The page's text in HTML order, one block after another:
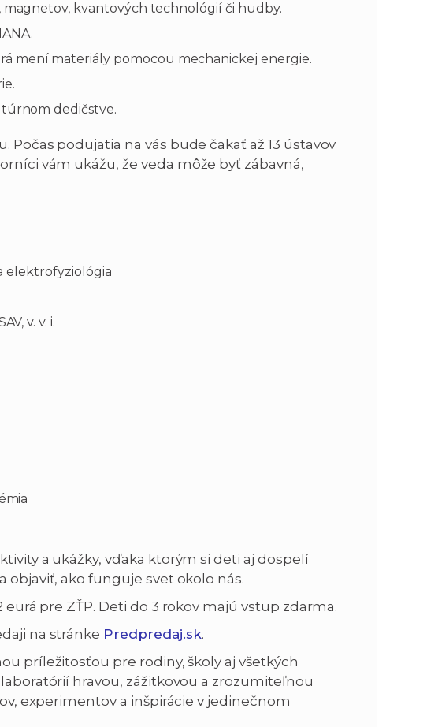
kvantových technológií či hudby.
mení materiály pomocou mechanickej energie.
dedičstve.
podujatia na vás bude čakať až 13 ústavov
vám ukážu, že veda môže byť zábavná,
elektrofyziológia
v. v. i.
a ukážky, vďaka ktorým si deti aj dospelí
ako funguje svet okolo nás.
pre ZŤP. Deti do 3 rokov majú vstup zdarma.
na stránke Predpredaj.sk.
príležitosťou pre rodiny, školy aj všetkých
hravou, zážitkovou a zrozumiteľnou
experimentov a inšpirácie v jedinečnom